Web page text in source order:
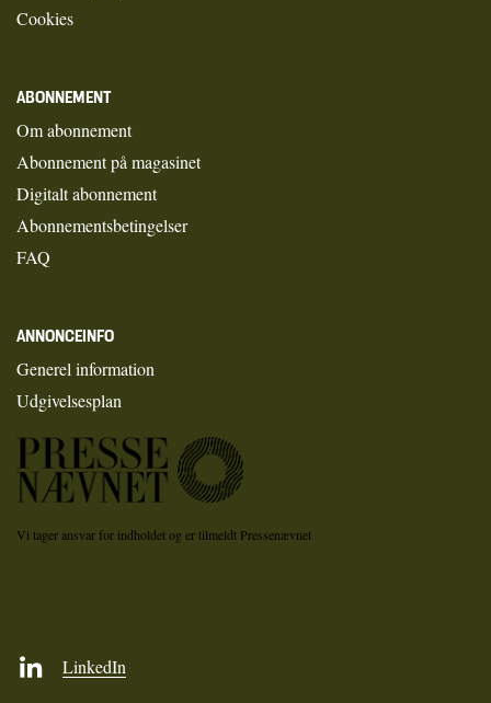
Cookies
ABONNEMENT
Om abonnement
Abonnement på magasinet
Digitalt abonnement
Abonnementsbetingelser
FAQ
ANNONCEINFO
Generel information
Udgivelsesplan
Vi tager ansvar for indholdet og er tilmeldt Pressenævnet
LinkedIn